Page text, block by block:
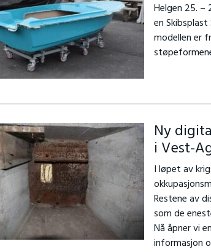
Helgen 25.
en
modellen er
Ny
i Vest-
I løpet av
Restene av
som de
Nå åpner vi
informasjon